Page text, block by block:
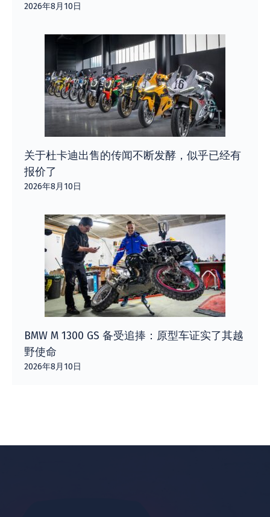
2026年8月10日
关于杜卡迪出售的传闻不断发酵，似乎已经有
报价了
2026年8月10日
BMW M 1300 GS 备受追捧：原型车证实了其越
野使命
2026年8月10日